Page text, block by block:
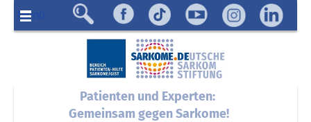
Menü
Patienten und Experten:
Gemeinsam gegen Sarkome!